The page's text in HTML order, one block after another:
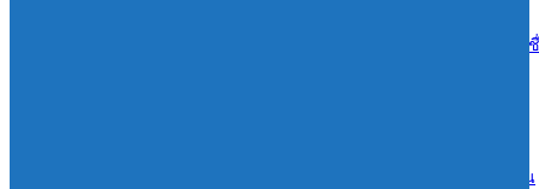
เอสซีจี ผนึก ม.มหิดล ยกระดับ Work-based Learning ปั้น Future Talent เ
วิริยะประกันภัย หนุนเยาวชนสู่เวทีวิชาการประกันภัย มอบทุนสนับสนุน